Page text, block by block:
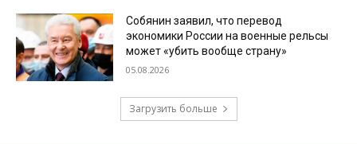
Собянин заявил, что перевод
экономики России на военные рельсы
может «убить вообще страну»
05.08.2026
Загрузить больше